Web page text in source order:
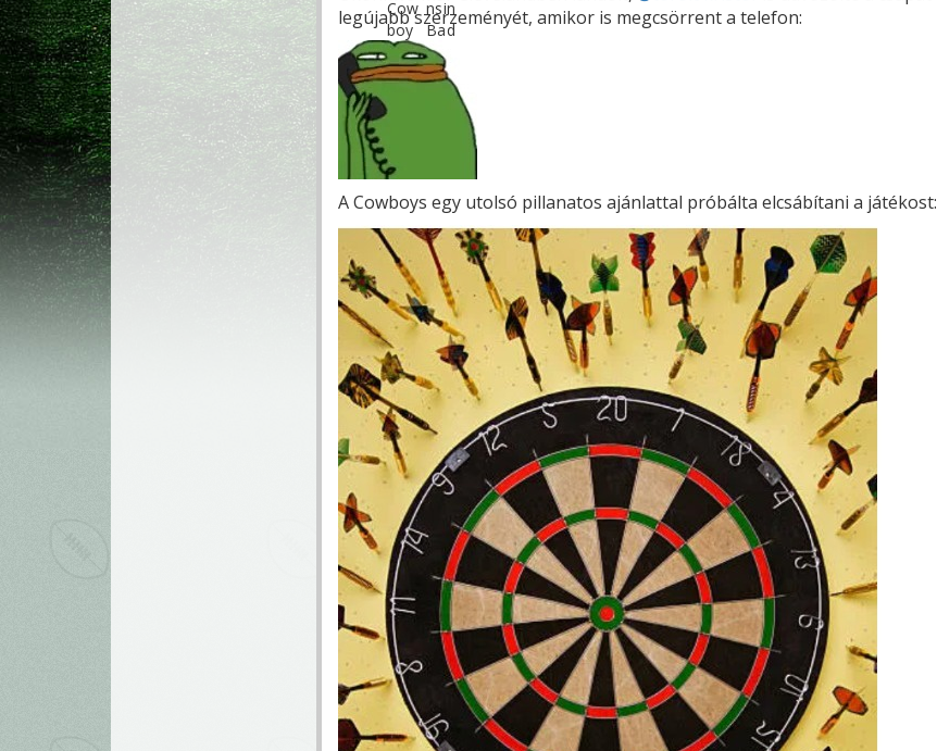
legújabb szerzeményét, amikor is megcsörrent a telefon:
A Cowboys egy utolsó pillanatos ajánlattal próbálta elcsábítani a játékost: